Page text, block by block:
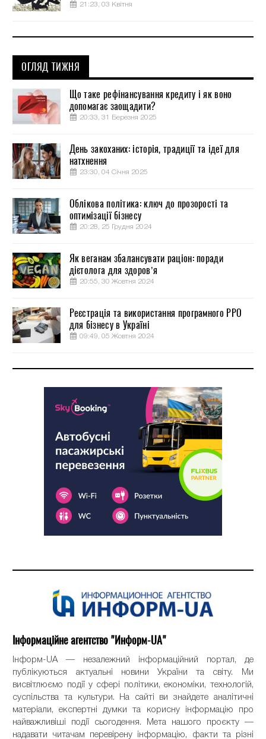
21:23, 03 Квітня
ОГЛЯД ТИЖНЯ
Що таке рефінансування кредиту і як воно
допомагає заощадити?
20:33, 31 Березня 2025
День закоханих: історія, традиції та ідеї для
натхнення
23:30, 04 Січня 2025
Облікова політика: ключ до прозорості та
оптимізації бізнесу
20:28, 25 Грудня 2024
Як веганам збалансувати раціон: поради
дієтолога для здоров’я
20:55, 30 Жовтня 2024
Реєстрація та використання програмного РРО
для бізнесу в Україні
09:49, 05 Жовтня 2024
Інформаційне агентство "Информ-UA"
Інформ-UA — незалежний інформаційний портал, де
публікуються актуальні новини України та світу. Ми
висвітлюємо події у сфері політики, економіки, технологій,
суспільства та культури. На сайті ви знайдете аналітичні
матеріали, експертні думки та корисну інформацію про
найважливіші події сьогодення. Мета нашого проєкту —
надавати читачам перевірену інформацію, факти та різні